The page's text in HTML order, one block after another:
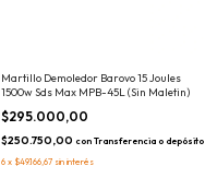
Martillo Demoledor Barovo 15 Joules
1500w Sds Max MPB-45L (Sin Maletin)
$295.000,00
$250.750,00 con Transferencia o depósito
6 x $49.166,67 sin interés